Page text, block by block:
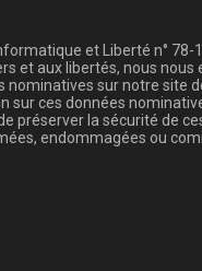
et Liberté n° 78-
et aux libertés, nous
nominatives sur notre site
sur ces données
préserver la sécurité de
endommagées ou